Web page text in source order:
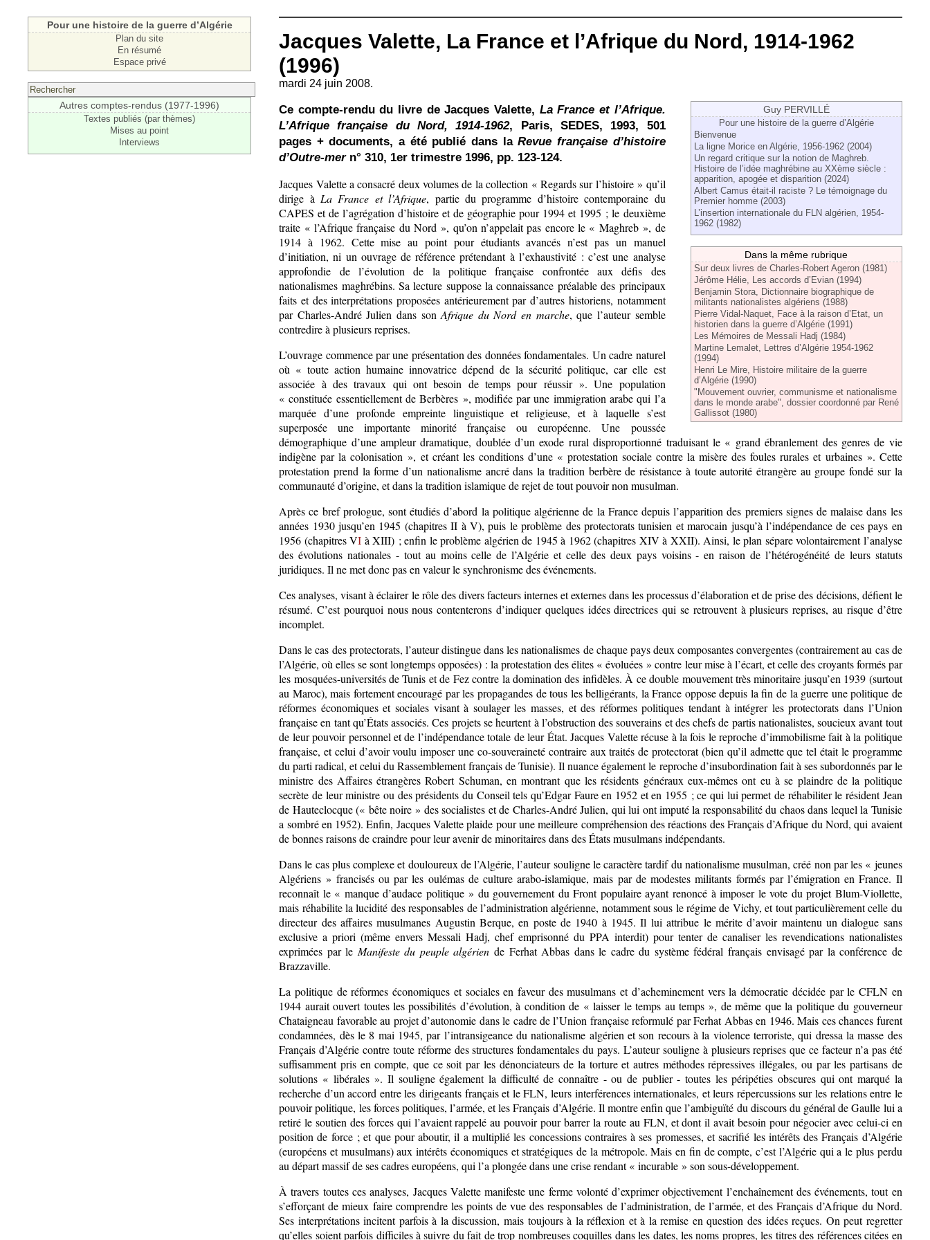
Pour une histoire de la guerre d’Algérie
Plan du site
En résumé
Espace privé
Autres comptes-rendus (1977-1996)
Textes publiés (par thèmes)
Mises au point
Interviews
Jacques Valette, La France et l’Afrique du Nord, 1914-1962
(1996)
mardi 24 juin 2008.
Guy PERVILLÉ
Pour une histoire de la guerre d’Algérie
Bienvenue
La ligne Morice en Algérie, 1956-1962 (2004)
Un regard critique sur la notion de Maghreb.
Histoire de l’idée maghrébine au XXème siècle :
apparition, apogée et disparition (2024)
Albert Camus était-il raciste ? Le témoignage du
Premier homme (2003)
L’insertion internationale du FLN algérien, 1954-
1962 (1982)
Dans la même rubrique
Sur deux livres de Charles-Robert Ageron (1981)
Jérôme Hélie, Les accords d’Evian (1994)
Benjamin Stora, Dictionnaire biographique de
militants nationalistes algériens (1988)
Pierre Vidal-Naquet, Face à la raison d’Etat, un
historien dans la guerre d’Algérie (1991)
Les Mémoires de Messali Hadj (1984)
Martine Lemalet, Lettres d’Algérie 1954-1962
(1994)
Henri Le Mire, Histoire militaire de la guerre
d’Algérie (1990)
"Mouvement ouvrier, communisme et nationalisme
dans le monde arabe", dossier coordonné par René
Gallissot (1980)
Ce compte-rendu du livre de Jacques Valette, La France et l’Afrique.
L’Afrique française du Nord, 1914-1962, Paris, SEDES, 1993, 501
pages + documents, a été publié dans laRevue française d’histoire
d’Outre-mern° 310, 1er trimestre 1996, pp. 123-124.
Jacques Valette a consacré deux volumes de la collection « Regards sur l’histoire » qu’il
dirige à La France et l’Afrique, partie du programme d’histoire contemporaine du
CAPES et de l’agrégation d’histoire et de géographie pour 1994 et 1995 ; le deuxième
traite « l’Afrique française du Nord », qu’on n’appelait pas encore le « Maghreb », de
1914 à 1962. Cette mise au point pour étudiants avancés n’est pas un manuel
d’initiation, ni un ouvrage de référence prétendant à l’exhaustivité : c’est une analyse
approfondie de l’évolution de la politique française confrontée aux défis des
nationalismes maghrébins. Sa lecture suppose la connaissance préalable des principaux
faits et des interprétations proposées antérieurement par d’autres historiens, notamment
par Charles-André Julien dans sonAfrique du Nord en marche, que l’auteur semble
contredire à plusieurs reprises.
L’ouvrage commence par une présentation des données fondamentales. Un cadre naturel
où « toute action humaine innovatrice dépend de la sécurité politique, car elle est
associée à des travaux qui ont besoin de temps pour réussir ». Une population
« constituée essentiellement de Berbères », modifiée par une immigration arabe qui l’a
marquée d’une profonde empreinte linguistique et religieuse, et à laquelle s’est
superposée une importante minorité française ou européenne. Une poussée
démographique d’une ampleur dramatique, doublée d’un exode rural disproportionné traduisant le « grand ébranlement des genres de vie
indigène par la colonisation », et créant les conditions d’une « protestation sociale contre la misère des foules rurales et urbaines ». Cette
protestation prend la forme d’un nationalisme ancré dans la tradition berbère de résistance à toute autorité étrangère au groupe fondé sur la
communauté d’origine, et dans la tradition islamique de rejet de tout pouvoir non musulman.
Après ce bref prologue, sont étudiés d’abord la politique algérienne de la France depuis l’apparition des premiers signes de malaise dans les
années 1930 jusqu’en 1945 (chapitres II à V), puis le problème des protectorats tunisien et marocain jusqu’à l’indépendance de ces pays en
1956 (chapitres VI à XIII) ; enfin le problème algérien de 1945 à 1962 (chapitres XIV à XXII). Ainsi, le plan sépare volontairement l’analyse
des évolutions nationales - tout au moins celle de l’Algérie et celle des deux pays voisins - en raison de l’hétérogénéité de leurs statuts
juridiques. Il ne met donc pas en valeur le synchronisme des événements.
Ces analyses, visant à éclairer le rôle des divers facteurs internes et externes dans les processus d’élaboration et de prise des décisions, défient le
résumé. C’est pourquoi nous nous contenterons d’indiquer quelques idées directrices qui se retrouvent à plusieurs reprises, au risque d’être
incomplet.
Dans le cas des protectorats, l’auteur distingue dans les nationalismes de chaque pays deux composantes convergentes (contrairement au cas de
l’Algérie, où elles se sont longtemps opposées) : la protestation des élites « évoluées » contre leur mise à l’écart, et celle des croyants formés par
les mosquées-universités de Tunis et de Fez contre la domination des infidèles. À ce double mouvement très minoritaire jusqu’en 1939 (surtout
au Maroc), mais fortement encouragé par les propagandes de tous les belligérants, la France oppose depuis la fin de la guerre une politique de
réformes économiques et sociales visant à soulager les masses, et des réformes politiques tendant à intégrer les protectorats dans l’Union
française en tant qu’États associés. Ces projets se heurtent à l’obstruction des souverains et des chefs de partis nationalistes, soucieux avant tout
de leur pouvoir personnel et de l’indépendance totale de leur État. Jacques Valette récuse à la fois le reproche d’immobilisme fait à la politique
française, et celui d’avoir voulu imposer une co-souveraineté contraire aux traités de protectorat (bien qu’il admette que tel était le programme
du parti radical, et celui du Rassemblement français de Tunisie). Il nuance également le reproche d’insubordination fait à ses subordonnés par le
ministre des Affaires étrangères Robert Schuman, en montrant que les résidents généraux eux-mêmes ont eu à se plaindre de la politique
secrète de leur ministre ou des présidents du Conseil tels qu’Edgar Faure en 1952 et en 1955 ; ce qui lui permet de réhabiliter le résident Jean
de Hauteclocque (« bête noire » des socialistes et de Charles-André Julien, qui lui ont imputé la responsabilité du chaos dans lequel la Tunisie
a sombré en 1952). Enfin, Jacques Valette plaide pour une meilleure compréhension des réactions des Français d’Afrique du Nord, qui avaient
de bonnes raisons de craindre pour leur avenir de minoritaires dans des États musulmans indépendants.
Dans le cas plus complexe et douloureux de l’Algérie, l’auteur souligne le caractère tardif du nationalisme musulman, créé non par les « jeunes
Algériens » francisés ou par les oulémas de culture arabo-islamique, mais par de modestes militants formés par l’émigration en France. Il
reconnaît le « manque d’audace politique » du gouvernement du Front populaire ayant renoncé à imposer le vote du projet Blum-Viollette,
mais réhabilite la lucidité des responsables de l’administration algérienne, notamment sous le régime de Vichy, et tout particulièrement celle du
directeur des affaires musulmanes Augustin Berque, en poste de 1940 à 1945. Il lui attribue le mérite d’avoir maintenu un dialogue sans
exclusive a priori (même envers Messali Hadj, chef emprisonné du PPA interdit) pour tenter de canaliser les revendications nationalistes
exprimées par le Manifeste du peuple algérien de Ferhat Abbas dans le cadre du système fédéral français envisagé par la conférence de
Brazzaville.
La politique de réformes économiques et sociales en faveur des musulmans et d’acheminement vers la démocratie décidée par le CFLN en
1944 aurait ouvert toutes les possibilités d’évolution, à condition de « laisser le temps au temps », de même que la politique du gouverneur
Chataigneau favorable au projet d’autonomie dans le cadre de l’Union française reformulé par Ferhat Abbas en 1946. Mais ces chances furent
condamnées, dès le 8 mai 1945, par l’intransigeance du nationalisme algérien et son recours à la violence terroriste, qui dressa la masse des
Français d’Algérie contre toute réforme des structures fondamentales du pays. L’auteur souligne à plusieurs reprises que ce facteur n’a pas été
suffisamment pris en compte, que ce soit par les dénonciateurs de la torture et autres méthodes répressives illégales, ou par les partisans de
solutions « libérales ». Il souligne également la difficulté de connaître - ou de publier - toutes les péripéties obscures qui ont marqué la
recherche d’un accord entre les dirigeants français et le FLN, leurs interférences internationales, et leurs répercussions sur les relations entre le
pouvoir politique, les forces politiques, l’armée, et les Français d’Algérie. Il montre enfin que l’ambiguïté du discours du général de Gaulle lui a
retiré le soutien des forces qui l’avaient rappelé au pouvoir pour barrer la route au FLN, et dont il avait besoin pour négocier avec celui-ci en
position de force ; et que pour aboutir, il a multiplié les concessions contraires à ses promesses, et sacrifié les intérêts des Français d’Algérie
(européens et musulmans) aux intérêts économiques et stratégiques de la métropole. Mais en fin de compte, c’est l’Algérie qui a le plus perdu
au départ massif de ses cadres européens, qui l’a plongée dans une crise rendant « incurable » son sous-développement.
À travers toutes ces analyses, Jacques Valette manifeste une ferme volonté d’exprimer objectivement l’enchaînement des événements, tout en
s’efforçant de mieux faire comprendre les points de vue des responsables de l’administration, de l’armée, et des Français d’Afrique du Nord.
Ses interprétations incitent parfois à la discussion, mais toujours à la réflexion et à la remise en question des idées reçues. On peut regretter
qu’elles soient parfois difficiles à suivre du fait de trop nombreuses coquilles dans les dates, les noms propres, les titres des références citées en